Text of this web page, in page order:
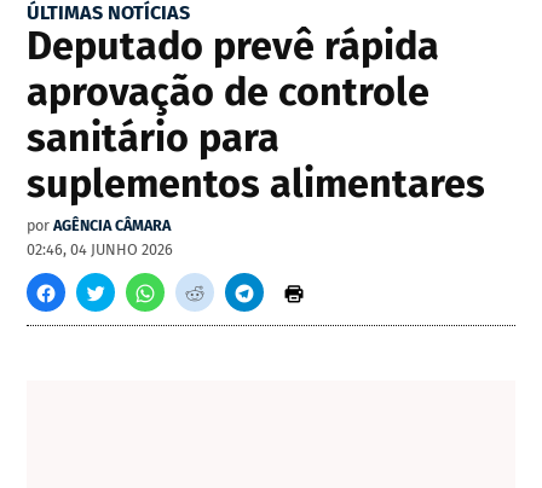
ÚLTIMAS NOTÍCIAS
Deputado prevê rápida
aprovação de controle
sanitário para
suplementos alimentares
por AGÊNCIA CÂMARA
02:46, 04 JUNHO 2026